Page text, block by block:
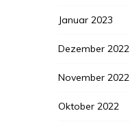
Januar 2023
Dezember 2022
November 2022
Oktober 2022